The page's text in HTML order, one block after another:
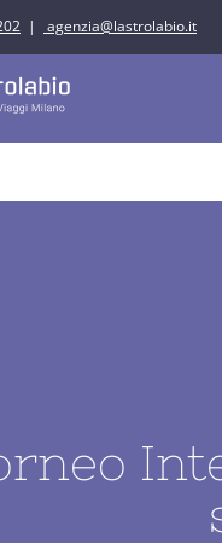
| agenzia@lastrolabio.it